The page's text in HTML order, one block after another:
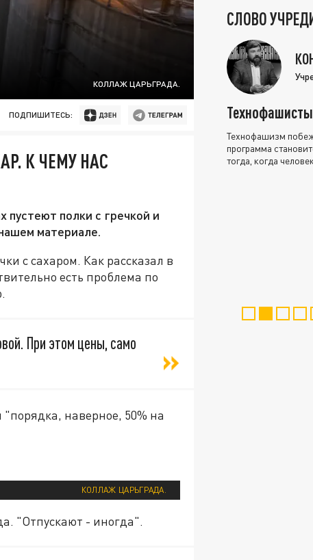
КОЛЛАЖ ЦАРЬГРАДА.
ПОДПИШИТЕСЬ:
К ЧЕМУ НАС
пустеют полки с гречкой и
материале.
с сахаром. Как рассказал в
есть проблема по
При этом цены, само
наверное, 50% на
КОЛЛАЖ ЦАРЬГРАДА.
"Отпускают - иногда".
СЛОВО
Технофашисты
Технофашизм
программа
тогда, когда